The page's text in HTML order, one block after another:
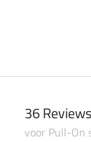
36 Reviews
voor Pull-On